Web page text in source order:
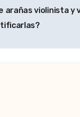
arañas violinista y